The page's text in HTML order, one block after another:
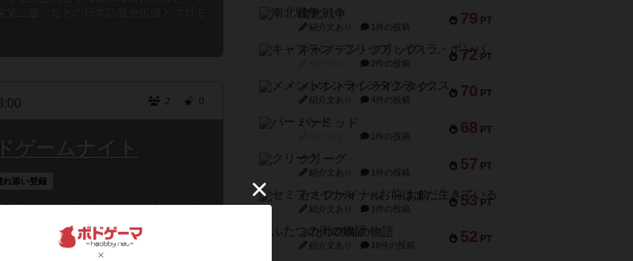
2 0
ゲームナイト
れ添い登録
者の人からボードゲームが大好きな人ま
いても相席で遊んでいただけます。ま
79 PT
南北戦争
紹介文あり 1件の投稿
72 PT
キャプテン・フリップ：イスラ・ボンバ
2件の投稿
70 PT
メメントオンラインタクティクス
紹介文あり 4件の投稿
68 PT
パーミッド
1件の投稿
57 PT
クリーグ
紹介文あり 1件の投稿
53 PT
セミファイナル ～お前はまだ生きている～
紹介文あり 1件の投稿
52 PT
ふたつの街の物語
紹介文あり 18件の投稿